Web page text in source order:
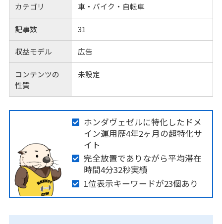
カテゴリ 車・バイク・自転車
記事数 31
収益モデル 広告
コンテンツの
性質
未設定
ホンダヴェゼルに特化したドメ
イン運用歴4年2ヶ月の超特化サ
イト
完全放置でありながら平均滞在
時間4分32秒実績
1位表示キーワードが23個あり